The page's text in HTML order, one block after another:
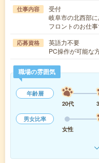
仕事内容
受付
岐阜市の北西部
フロントのお仕
応募資格
英語力不要
PC操作が可能な
職場の雰囲気
年齢層
20代
男女比率
女性